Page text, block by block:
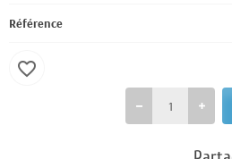
Référence
favorite_border